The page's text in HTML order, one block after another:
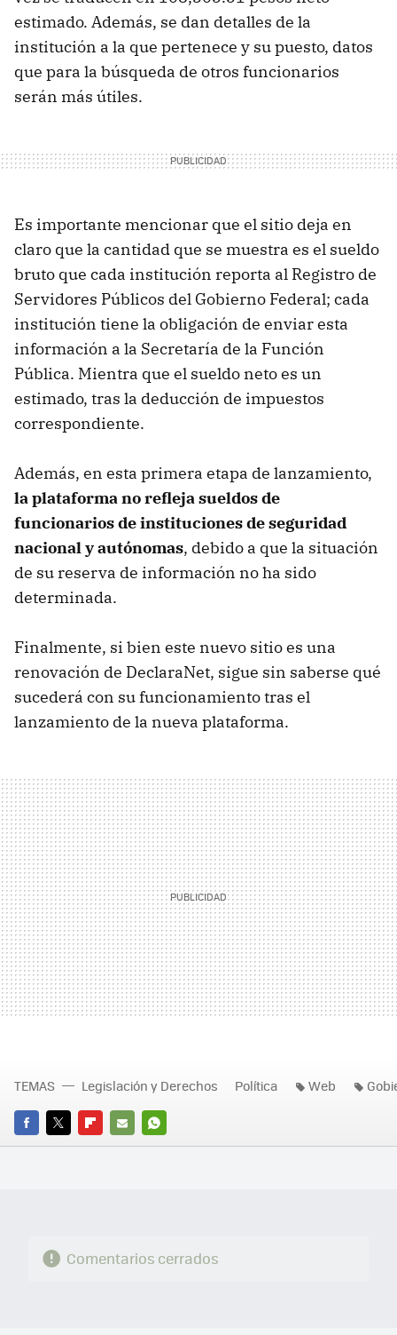
estimado. Además, se dan detalles de la
institución a la que pertenece y su puesto, datos
que para la búsqueda de otros funcionarios
serán más útiles.
Es importante mencionar que el sitio deja en
claro que la cantidad que se muestra es el sueldo
bruto que cada institución reporta al Registro de
Servidores Públicos del Gobierno Federal; cada
institución tiene la obligación de enviar esta
información a la Secretaría de la Función
Pública. Mientra que el sueldo neto es un
estimado, tras la deducción de impuestos
correspondiente.
Además, en esta primera etapa de lanzamiento,
la plataforma no refleja sueldos de
funcionarios de instituciones de seguridad
nacional y autónomas, debido a que la situación
de su reserva de información no ha sido
determinada.
Finalmente, si bien este nuevo sitio es una
renovación de DeclaraNet, sigue sin saberse qué
sucederá con su funcionamiento tras el
lanzamiento de la nueva plataforma.
FACEBOOK
TWITTERFLIPBOARD
E-
WHATSAPP
TEMAS Legislación y Derechos Política Web
Comentarios cerrados